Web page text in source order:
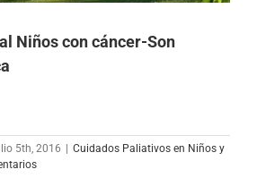
Niños con cáncer-Son
5th, 2016 | Cuidados Paliativos en Niños y